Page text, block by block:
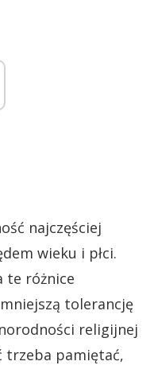
najczęściej
wieku i płci.
te różnice
tolerancję
religijnej
trzeba pamiętać,